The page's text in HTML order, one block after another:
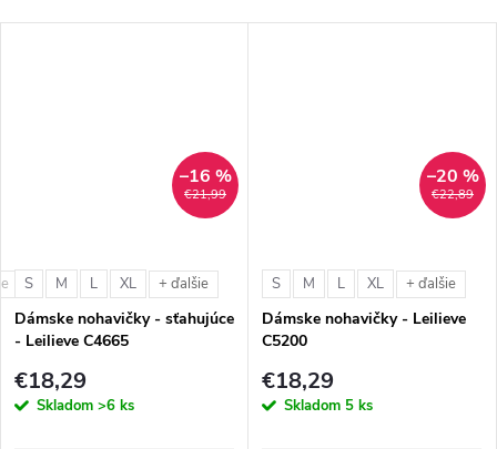
€21,99
–16 %
S M L XL + ďalšie
Dámske nohavičky - sťahujúce
- Leilieve C4665
€18,29
Skladom >6 ks
€22,89
–20 %
S M L XL + ďalšie
Dámske nohavičky - Leilieve
C5200
€18,29
Skladom 5 ks